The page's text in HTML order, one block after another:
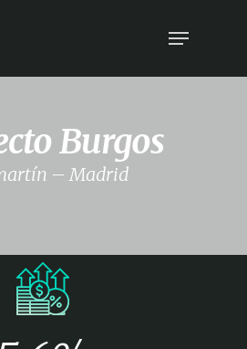
Burgos
– Madrid